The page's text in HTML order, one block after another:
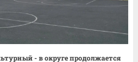
- в округе продолжается